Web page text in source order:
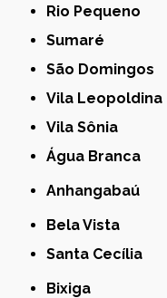
Rio Pequeno
Sumaré
São Domingos
Vila Leopoldina
Vila Sônia
Água Branca
Anhangabaú
Bela Vista
Santa Cecília
Bixiga